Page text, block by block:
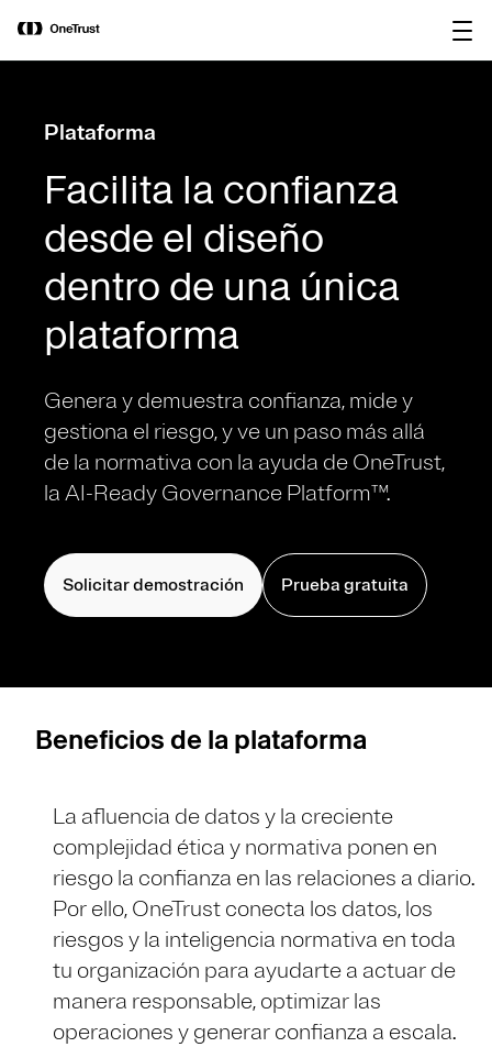
OneTrust nombrada Visionaria en el
Magic Quadrant™ de Gartner® 2026
para plataformas de gobernanza de IA.
Plataforma
Facilita la confianza
desde el diseño
dentro de una única
plataforma
Genera y demuestra confianza, mide y
gestiona el riesgo, y ve un paso más allá
de la normativa con la ayuda de OneTrust,
la AI-Ready Governance Platform™.
Solicitar demostración Prueba gratuita
Beneficios de la plataforma
La afluencia de datos y la creciente
complejidad ética y normativa ponen en
riesgo la confianza en las relaciones a diario.
Por ello, OneTrust conecta los datos, los
riesgos y la inteligencia normativa en toda
tu organización para ayudarte a actuar de
manera responsable, optimizar las
operaciones y generar confianza a escala.